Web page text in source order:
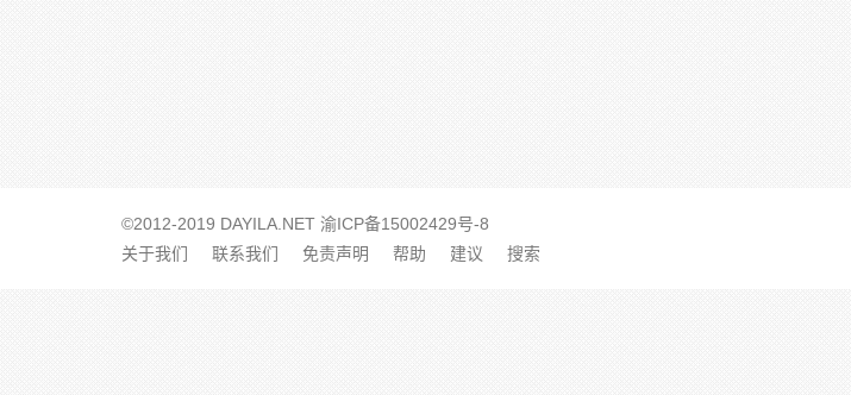
©2012-2019 DAYILA.NET 渝ICP备15002429号-8
关于我们
联系我们 免责声明 帮助 建议 搜索